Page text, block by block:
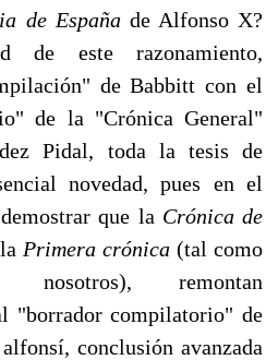
de España de Alfonso X?
este razonamiento,
de Babbitt con el
de la "Crónica General"
Pidal, toda la tesis de
novedad, pues en el
que la Crónica de
Primera crónica (tal como
remontan
"borrador compilatorio" de
al­fonsí, conclusión avanzada